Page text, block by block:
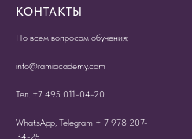
КОНТАКТЫ
По всем вопросам обучения:
info@ramiacademy.com
Тел. +7 495 011-04-20
WhatsApp, Telegram + 7 978 207-
34-25